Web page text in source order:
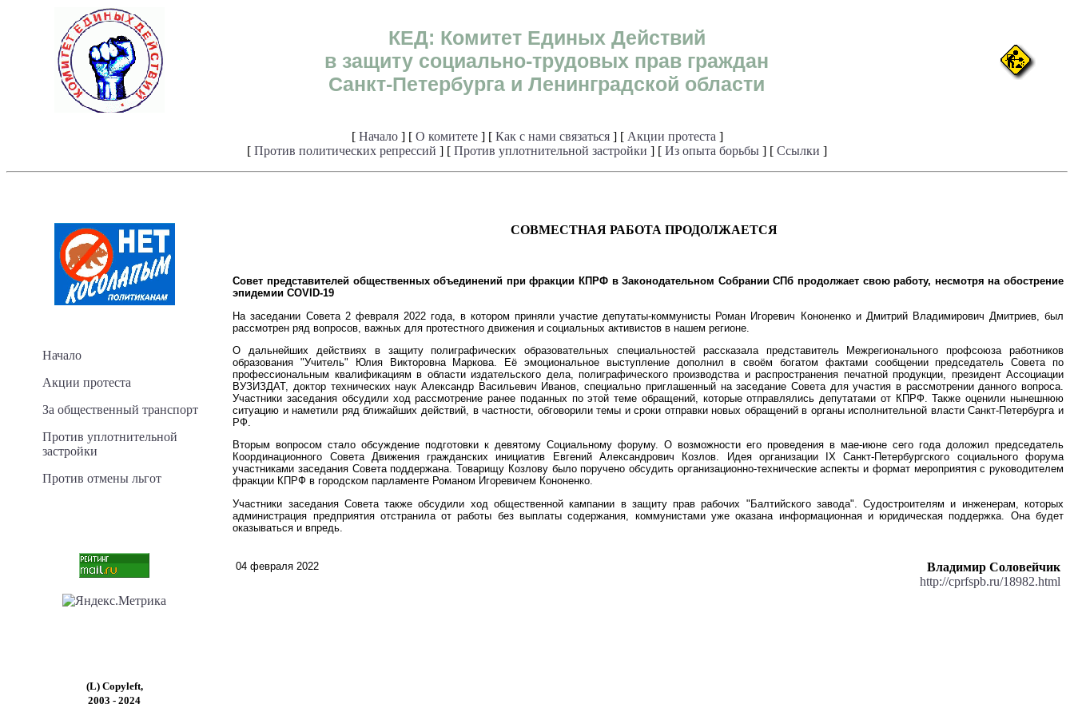
КЕД: Комитет Единых Действий
в защиту социально-трудовых прав граждан
Санкт-Петербурга и Ленинградской области
[ Начало] [ О комитете] [ Как с нами связаться] [ Акции протеста ]
[ Против политических репрессий ] [ Против уплотнительной застройки ] [ Из опыта борьбы ] [ Ссылки ]
Начало
Акции протеста
За общественный транспорт
Против уплотнительной
застройки
Против отмены льгот
(L) Copyleft,
2003 - 2024
СОВМЕСТНАЯ РАБОТА ПРОДОЛЖАЕТСЯ
Совет представителей общественных объединений при фракции КПРФ в Законодательном Собрании СПб продолжает свою работу, несмотря на обострение
эпидемии COVID-19
На заседании Совета 2 февраля 2022 года, в котором приняли участие депутаты-коммунисты Роман Игоревич Кононенко и Дмитрий Владимирович Дмитриев, был
рассмотрен ряд вопросов, важных для протестного движения и социальных активистов в нашем регионе.
О дальнейших действиях в защиту полиграфических образовательных специальностей рассказала представитель Межрегионального профсоюза работников
образования "Учитель" Юлия Викторовна Маркова. Её эмоциональное выступление дополнил в своём богатом фактами сообщении председатель Совета по
профессиональным квалификациям в области издательского дела, полиграфического производства и распространения печатной продукции, президент Ассоциации
ВУЗИЗДАТ, доктор технических наук Александр Васильевич Иванов, специально приглашенный на заседание Совета для участия в рассмотрении данного вопроса.
Участники заседания обсудили ход рассмотрение ранее поданных по этой теме обращений, которые отправлялись депутатами от КПРФ. Также оценили нынешнюю
ситуацию и наметили ряд ближайших действий, в частности, обговорили темы и сроки отправки новых обращений в органы исполнительной власти Санкт-Петербурга и
РФ.
Вторым вопросом стало обсуждение подготовки к девятому Социальному форуму. О возможности его проведения в мае-июне сего года доложил председатель
Координационного Совета Движения гражданских инициатив Евгений Александрович Козлов. Идея организации IX Санкт-Петербургского социального форума
участниками заседания Совета поддержана. Товарищу Козлову было поручено обсудить организационно-технические аспекты и формат мероприятия с руководителем
фракции КПРФ в городском парламенте Романом Игоревичем Кононенко.
Участники заседания Совета также обсудили ход общественной кампании в защиту прав рабочих "Балтийского завода". Судостроителям и инженерам, которых
администрация предприятия отстранила от работы без выплаты содержания, коммунистами уже оказана информационная и юридическая поддержка. Она будет
оказываться и впредь.
04 февраля 2022
Владимир Соловейчик
http://cprfspb.ru/18982.html